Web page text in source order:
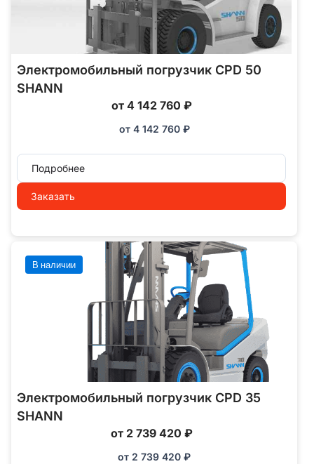
Электромобильный погрузчик CPD 50
SHANN
от 4 142 760 ₽
от 4 142 760 ₽
Подробнее
Заказать
В наличии
Электромобильный погрузчик CPD 35
SHANN
от 2 739 420 ₽
от 2 739 420 ₽